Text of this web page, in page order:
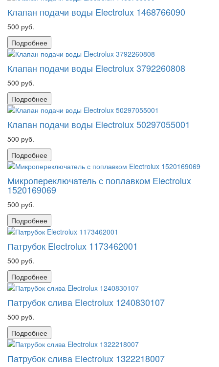
Клапан подачи воды Electrolux 1468766090
500 руб.
Подробнее
Клапан подачи воды Electrolux 3792260808
500 руб.
Подробнее
Клапан подачи воды Electrolux 50297055001
500 руб.
Подробнее
Микропереключатель с поплавком Electrolux
1520169069
500 руб.
Подробнее
Патрубок Electrolux 1173462001
500 руб.
Подробнее
Патрубок слива Electrolux 1240830107
500 руб.
Подробнее
Патрубок слива Electrolux 1322218007